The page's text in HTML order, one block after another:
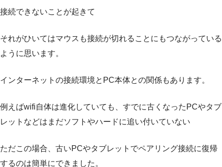
接続できないことが起きて
それがひいてはマウスも接続が切れることにもつながっている
ように思います。
インターネットの接続環境とPC本体との関係もあります。
例えばwifi自体は進化していても、すでに古くなったPCやタブ
レットなどはまだソフトやハードに追い付いていない
ただこの場合、古いPCやタブレットでペアリング接続に復帰
するのは簡単にできました。